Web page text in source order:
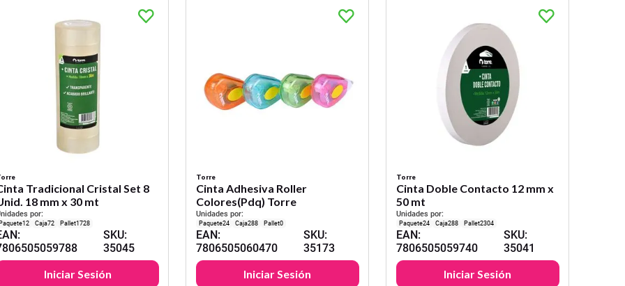
Tradicional Cristal Set 8
18 mm x 30 mt
por:
12 72 1728
:
SKU:
35045
Iniciar Sesión
Torre
Cinta Adhesiva Roller
Colores(Pdq) Torre
Unidades por:
24 288 0
EAN:
7806505060470
SKU:
35173
Iniciar Sesión
Torre
Cinta Doble Contacto 12 mm x
50 mt
Unidades por:
24 288 2304
EAN:
7806505059740
SKU:
35041
Iniciar Sesión